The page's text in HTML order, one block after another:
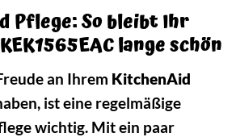
Pflege: So bleibt Ihr
lange schön
an Ihrem KitchenAid
ist eine regelmäßige
wichtig. Mit ein paar